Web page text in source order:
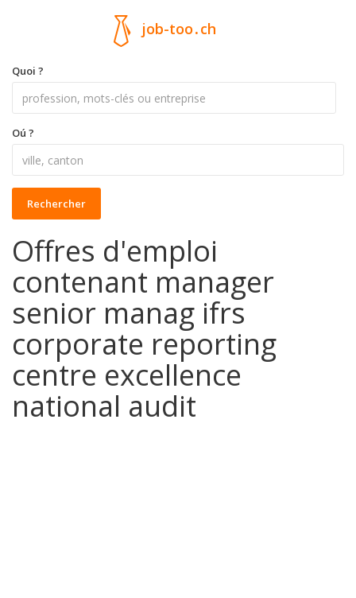
job-too.ch
Quoi ?
Oú ?
Rechercher
Offres d'emploi
contenant manager
senior manag ifrs
corporate reporting
centre excellence
national audit